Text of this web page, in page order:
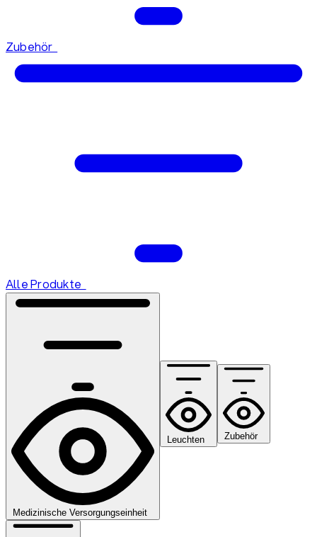
Zubehör
Alle Produkte
Medizinische Versorgungseinheit
Leuchten Zubehör